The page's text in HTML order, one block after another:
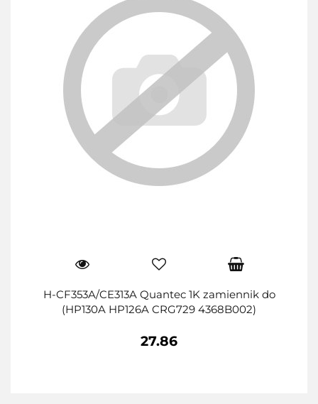
H-CF353A/CE313A Quantec 1K zamiennik do
(HP130A HP126A CRG729 4368B002)
27.86